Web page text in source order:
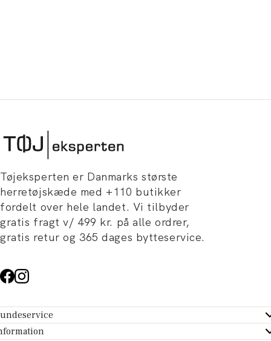
Tøjeksperten er Danmarks største
herretøjskæde med +110 butikker
fordelt over hele landet. Vi tilbyder
gratis fragt v/ 499 kr. på alle ordrer,
gratis retur og 365 dages bytteservice.
- Hjælpecenter